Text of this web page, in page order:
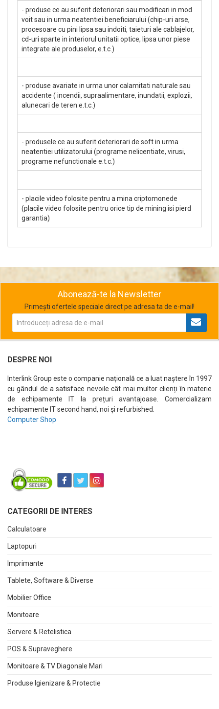
- produse ce au suferit deteriorari sau modificari in mod
voit sau in urma neatentiei beneficiarului (chip-uri arse,
procesoare cu pini lipsa sau indoiti, taieturi ale cablajelor,
cd-uri sparte in interiorul unitatii optice, lipsa unor piese
integrate ale produselor, e.t.c.)
- produse avariate in urma unor calamitati naturale sau
accidente ( incendii, supraalimentare, inundatii, explozii,
alunecari de teren e.t.c.)
- produsele ce au suferit deteriorari de soft in urma
neatentiei utilizatorului (programe nelicentiate, virusi,
programe nefunctionale e.t.c.)
- placile video folosite pentru a mina criptomonede
(placile video folosite pentru orice tip de mining isi pierd
garantia)
Abonează-te la Newsletter
Primești ofertele speciale direct pe adresa ta de e-mail!
DESPRE NOI
Interlink Group este o companie națională ce a luat naștere în 1997
cu gândul de a satisface nevoile cât mai multor clienți în materie
de echipamente IT la prețuri avantajoase. Comercializam
echipamente IT second hand, noi și refurbished.
Computer Shop
CATEGORII DE INTERES
Calculatoare
Laptopuri
Imprimante
Tablete, Software & Diverse
Mobilier Office
Monitoare
Servere & Retelistica
POS & Supraveghere
Monitoare & TV Diagonale Mari
Produse Igienizare & Protectie